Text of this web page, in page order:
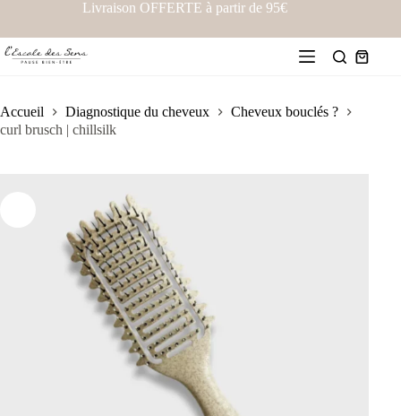
Livraison OFFERTE à partir de 95€
Accueil Diagnostique du cheveux
Cheveux bouclés ?
curl brusch | chillsilk